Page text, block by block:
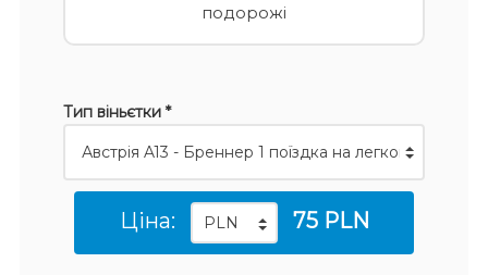
подорожі
Тип віньєтки *
Ціна: 75 PLN